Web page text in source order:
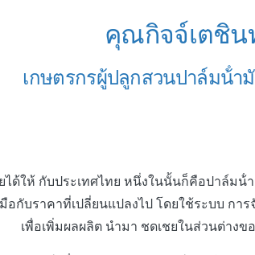
คุณกิจจ์เตชิน
เกษตรกรผู้ปลูกสวนปาล์มน้ํา
ได้ให้ กับประเทศไทย หนึ่งในนั้นก็คือปาล์
อกับราคาที่เปลี่ยนแปลงไป โดยใช้ระบบ
เพื่อเพิ่มผลผลิต นํามา ชดเชยในส่วนต่างข